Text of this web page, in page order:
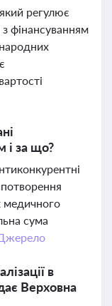
регулює
з фінансуванням
і за що?
медичного
сума
в
Верховна